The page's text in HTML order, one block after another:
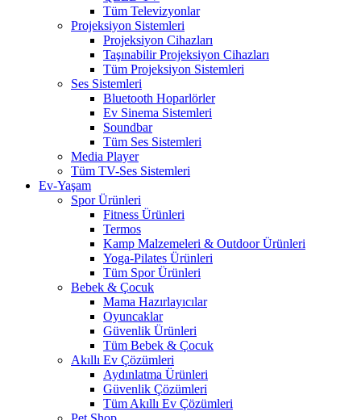
Tüm Televizyonlar
Projeksiyon Sistemleri
Projeksiyon Cihazları
Taşınabilir Projeksiyon Cihazları
Tüm Projeksiyon Sistemleri
Ses Sistemleri
Bluetooth Hoparlörler
Ev Sinema Sistemleri
Soundbar
Tüm Ses Sistemleri
Media Player
Tüm TV-Ses Sistemleri
Ev-Yaşam
Spor Ürünleri
Fitness Ürünleri
Termos
Kamp Malzemeleri & Outdoor Ürünleri
Yoga-Pilates Ürünleri
Tüm Spor Ürünleri
Bebek & Çocuk
Mama Hazırlayıcılar
Oyuncaklar
Güvenlik Ürünleri
Tüm Bebek & Çocuk
Akıllı Ev Çözümleri
Aydınlatma Ürünleri
Güvenlik Çözümleri
Tüm Akıllı Ev Çözümleri